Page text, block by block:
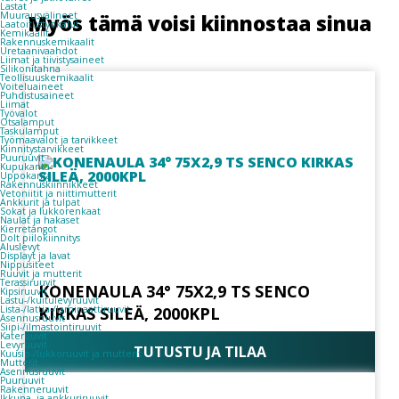
Lastat
Muurausvälineet
Laatoitustyökalut
Kemikaalit
Rakennuskemikaalit
Uretaanivaahdot
Liimat ja tiivistysaineet
Silikonitahna
Teollisuuskemikaalit
Voiteluaineet
Puhdistusaineet
Liimat
Työvalot
Otsalamput
Taskulamput
Työmaavalot ja tarvikkeet
Kiinnitys­tarvikkeet
Puuruuvit
Kupukanta
Uppokanta
Rakennuskiinnikkeet
Vetoniitit ja niittimutterit
Ankkurit ja tulpat
Sokat ja lukkorenkaat
Naulat ja hakaset
Kierretangot
Dolt piilokiinnitys
Aluslevyt
Displayt ja lavat
Nippusiteet
Ruuvit ja mutterit
Terassiruuvit
Kipsiruuvit
Lastu-/kuitulevyruuvit
Lista-/lattia-/laminaattiruuvit
Asennusruuvit
Siipi-/ilmastointiruuvit
Kateruuvit
Levyruuvit
Kuusio-/lukkoruuvit ja mutterit
Mutterit
Asennusruuvit
Puuruuvit
Rakenneruuvit
Myös tämä voisi kiinnostaa sinua
KONENAULA 34° 75X2,9 TS SENCO
KIRKAS SILEÄ, 2000KPL
TUTUSTU JA TILAA